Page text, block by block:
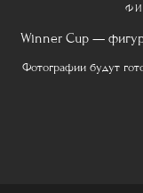
Winner Cup —
Фотографии будут